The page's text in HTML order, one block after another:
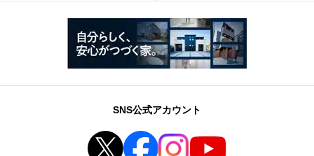
SNS公式アカウント